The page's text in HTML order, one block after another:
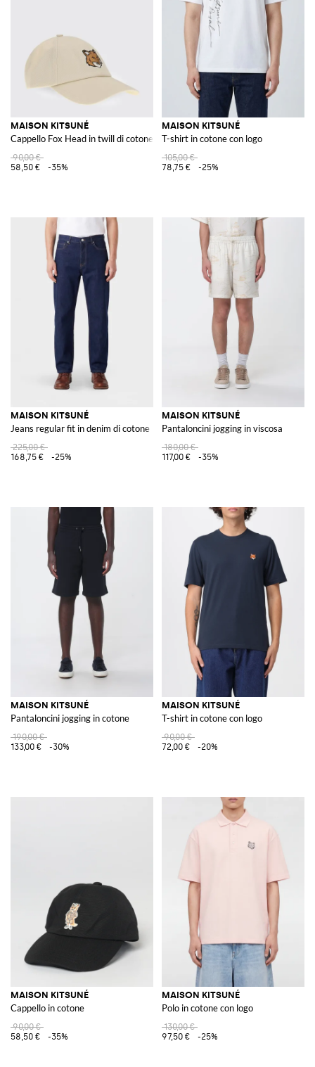
MAISON KITSUNÉ
Cappello Fox Head in twill di cotone
90,00 €
58,50 €
-35%
MAISON KITSUNÉ
T-shirt in cotone con logo
105,00 €
78,75 €
-25%
MAISON KITSUNÉ
Jeans regular fit in denim di cotone
225,00 €
168,75 €
-25%
MAISON KITSUNÉ
Pantaloncini jogging in viscosa
180,00 €
117,00 €
-35%
MAISON KITSUNÉ
Pantaloncini jogging in cotone
190,00 €
133,00 €
-30%
MAISON KITSUNÉ
T-shirt in cotone con logo
90,00 €
72,00 €
-20%
MAISON KITSUNÉ
Cappello in cotone
90,00 €
58,50 €
-35%
MAISON KITSUNÉ
Polo in cotone con logo
130,00 €
97,50 €
-25%